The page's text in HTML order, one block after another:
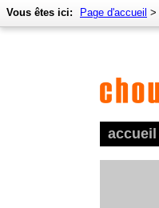
accueil
Vous êtes ici: Page d'accueil >